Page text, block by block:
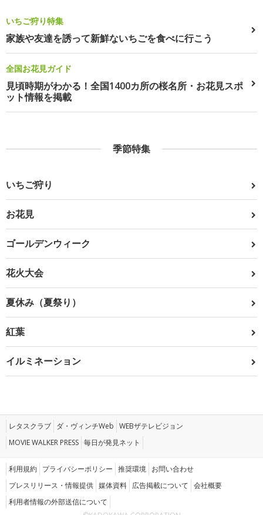
いちご狩り特集
家族や友達を誘って新鮮ないちごを食べに行こう
全国お花見ガイド
見頃時期がわかる！全国1400カ所の桜名所・お花見スポ
ット情報を掲載
季節特集
いちご狩り
お花見
ゴールデンウィーク
花火大会
夏休み（夏祭り）
紅葉
イルミネーション
レタスクラブ ダ・ヴィンチWeb WEBザテレビジョン
MOVIE WALKER PRESS 毎日が発見ネット
利用規約 プライバシーポリシー 推奨環境 お問い合わせ
プレスリリース・情報提供 媒体資料 広告掲載について 会社概要
利用者情報の外部送信について